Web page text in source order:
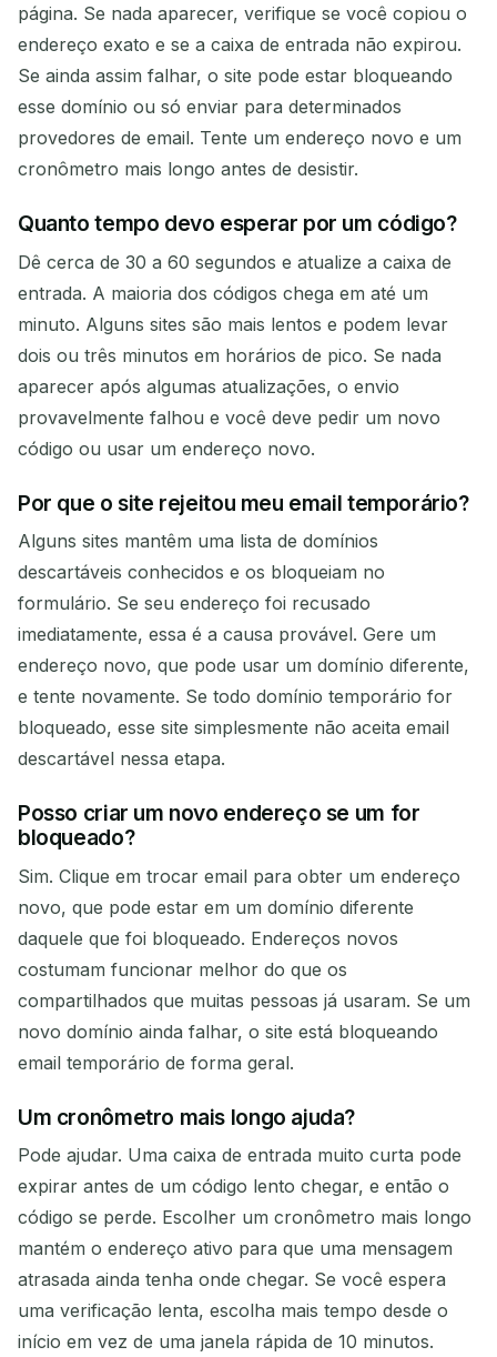
página. Se nada aparecer, verifique se você copiou o
endereço exato e se a caixa de entrada não expirou.
Se ainda assim falhar, o site pode estar bloqueando
esse domínio ou só enviar para determinados
provedores de email. Tente um endereço novo e um
cronômetro mais longo antes de desistir.
Quanto tempo devo esperar por um código?
Dê cerca de 30 a 60 segundos e atualize a caixa de
entrada. A maioria dos códigos chega em até um
minuto. Alguns sites são mais lentos e podem levar
dois ou três minutos em horários de pico. Se nada
aparecer após algumas atualizações, o envio
provavelmente falhou e você deve pedir um novo
código ou usar um endereço novo.
Por que o site rejeitou meu email temporário?
Alguns sites mantêm uma lista de domínios
descartáveis conhecidos e os bloqueiam no
formulário. Se seu endereço foi recusado
imediatamente, essa é a causa provável. Gere um
endereço novo, que pode usar um domínio diferente,
e tente novamente. Se todo domínio temporário for
bloqueado, esse site simplesmente não aceita email
descartável nessa etapa.
Posso criar um novo endereço se um for
bloqueado?
Sim. Clique em trocar email para obter um endereço
novo, que pode estar em um domínio diferente
daquele que foi bloqueado. Endereços novos
costumam funcionar melhor do que os
compartilhados que muitas pessoas já usaram. Se um
novo domínio ainda falhar, o site está bloqueando
email temporário de forma geral.
Um cronômetro mais longo ajuda?
Pode ajudar. Uma caixa de entrada muito curta pode
expirar antes de um código lento chegar, e então o
código se perde. Escolher um cronômetro mais longo
mantém o endereço ativo para que uma mensagem
atrasada ainda tenha onde chegar. Se você espera
uma verificação lenta, escolha mais tempo desde o
início em vez de uma janela rápida de 10 minutos.